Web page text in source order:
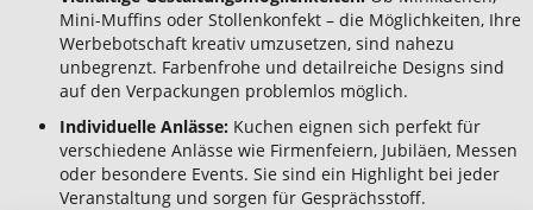
Mini-Muffins oder Stollenkonfekt – die Möglichkeiten, Ihre
Werbebotschaft kreativ umzusetzen, sind nahezu
unbegrenzt. Farbenfrohe und detailreiche Designs sind
auf den Verpackungen problemlos möglich.
Individuelle Anlässe: Kuchen eignen sich perfekt für
verschiedene Anlässe wie Firmenfeiern, Jubiläen, Messen
oder besondere Events. Sie sind ein Highlight bei jeder
Veranstaltung und sorgen für Gesprächsstoff.